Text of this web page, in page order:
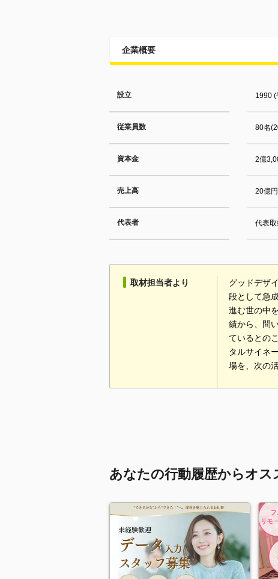
企業概要
設立 1990 (
従業員数 80名
資本金 2億
売上高 20億
代表者 代表
取材担当者より
グッドデザ
段として急
進む世の中
績から、問
ているとの
タルサイネ
場を、次の
あなたの行動履歴からオス